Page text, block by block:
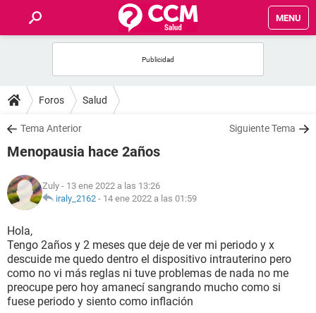
MENU
FOROS
SALUD
FAMILIA
NUTRICIÓN
BIENESTAR
SEXUALIDAD
GLOSARIO
Foros Salud
Tema Anterior Siguiente Tema
Menopausia hace 2años
Zuly - 13 ene 2022 a las 13:26
iraly_2162 - 14 ene 2022 a las 01:59
Hola,
Tengo 2años y 2 meses que deje de ver mi periodo y x
descuide me quedo dentro el dispositivo intrauterino pero
como no vi más reglas ni tuve problemas de nada no me
preocupe pero hoy amanecí sangrando mucho como si
fuese periodo y siento como inflación